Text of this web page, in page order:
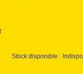
Stock disponible :